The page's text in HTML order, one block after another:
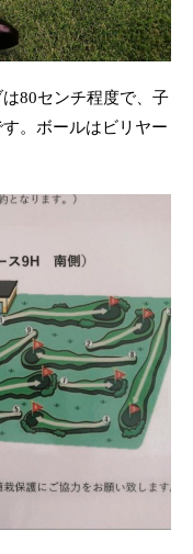
80センチ程度で、子
。ボールはビリヤー